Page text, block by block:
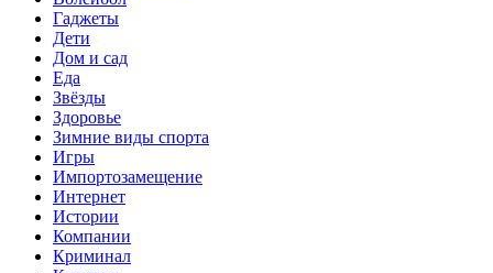
Гаджеты
Дети
Дом и сад
Еда
Звёзды
Здоровье
Зимние виды спорта
Игры
Импортозамещение
Интернет
Истории
Компании
Криминал